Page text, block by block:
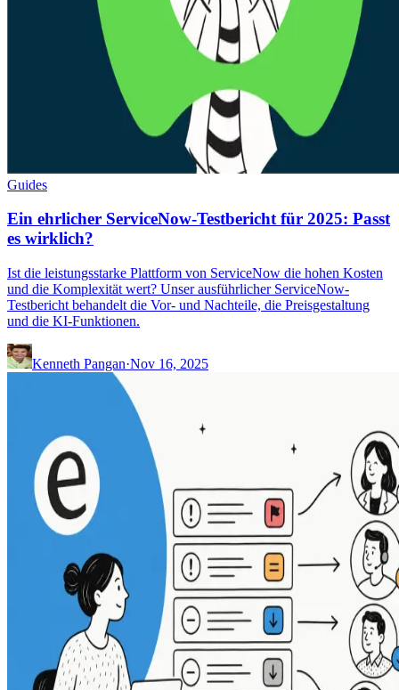
Guides
Ein ehrlicher ServiceNow-Testbericht für 2025: Passt
es wirklich?
Ist die leistungsstarke Plattform von ServiceNow die hohen Kosten
und die Komplexität wert? Unser ausführlicher ServiceNow-
Testbericht behandelt die Vor- und Nachteile, die Preisgestaltung
und die KI-Funktionen.
Kenneth Pangan·Nov 16, 2025